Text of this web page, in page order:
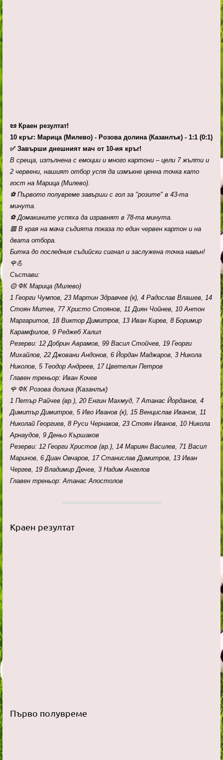
📜 Краен резултат!
10 кръг: Марица (Милево) - Розова долина (Казанлък) - 1:1 (0:1)
✅ Завърши днешният мач от 10-ия кръг!
В среща, изпълнена с емоции и много картони – цели 7 жълти и
2 червени, нашият отбор успя да измъкне ценна точка като
гост на Марица (Милево).
⚽ Първото полувреме завърши с гол за "розите" в 43-та
минута.
⚽ Домакините успяха да изравнят в 78-та минута.
🟥 В края на мача съдията показа по един червен картон и на
двата отбора.
Битка до последния съдийски сигнал и заслужена точка навън!
🌹💪
Състави:
🟡 ФК Марица (Милево)
1 Георги Чумпов, 23 Мартин Здравчев (к), 4 Радослав Влашев, 14
Стоян Митев, 77 Христо Стоянов, 11 Диян Чойнев, 10 Антон
Маргаритов, 18 Виктор Димитров, 13 Иван Кирев, 8 Боримир
Карамфилов, 9 Реджеб Халил
Резерви: 12 Добрин Аврамов, 99 Васил Стойчев, 19 Георги
Михайлов, 22 Джовани Андонов, 6 Йордан Маджаров, 3 Никола
Николов, 5 Теодор Андреев, 17 Цветелин Петров
Главен треньор: Иван Кочев
🌹 ФК Розова долина (Казанлък)
1 Петър Райчев (вр.), 20 Енгин Махмуд, 7 Атанас Йорданов, 4
Димитър Димитров, 5 Иво Иванов (к), 15 Венцислав Иванов, 11
Николай Георгиев, 8 Руси Чернаков, 23 Стоян Иванов, 10 Никола
Арнаудов, 9 Деньо Кършаков
Резерви: 12 Георги Христов (вр.), 14 Мариян Василев, 71 Васил
Маринов, 6 Диан Овчаров, 17 Станислав Димитров, 13 Иван
Чергев, 19 Владимир Дечев, 3 Надим Ангелов
Главен треньор: Атанас Апостолов
Краен резултат
Първо полувреме